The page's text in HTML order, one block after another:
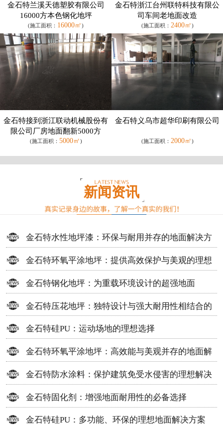
金石特兰溪天德塑胶有限公司
16000方本色钢化地坪
(施工面积： 16000㎡)
金石特浙江台州联特科技有限公
司车间老地面改造
(施工面积： 2400㎡)
金石特接到浙江联动机械股份有
限公司厂房地面翻新5000方
(施工面积： 5000㎡)
金石特义乌市超华印刷有限公司
(施工面积： 2000㎡)
新闻资讯
金石特水性地坪漆：环保与耐用并存的地面解决方
案
金石特环氧平涂地坪：提供高效保护与美观的理想
选择
金石特钢化地坪：为重载环境设计的超强地面
金石特压花地坪：独特设计与强大耐用性相结合的
地面材料
金石特硅PU：运动场地的理想选择
金石特环氧平涂地坪：高效能与美观并存的地面解
决方案
金石特防水涂料：保护建筑免受水侵害的理想解决
方案
金石特固化剂：增强地面耐用性的必备选择
金石特硅PU：多功能、环保的理想地面解决方案